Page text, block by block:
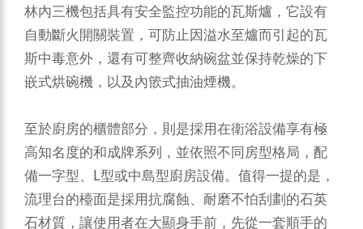
林內三機包括具有安全監控功能的瓦斯爐，它設有
自動斷火開關裝置，可防止因溢水至爐而引起的瓦
斯中毒意外，還有可整齊收納碗盆並保持乾燥的下
嵌式烘碗機，以及內篏式抽油煙機。
至於廚房的櫃體部分，則是採用在衛浴設備享有極
高知名度的和成牌系列，並依照不同房型格局，配
備一字型、L型或中島型廚房設備。值得一提的是，
流理台的檯面是採用抗腐蝕、耐磨不怕刮劃的石英
石材質，讓使用者在大顯身手前，先從一套順手的